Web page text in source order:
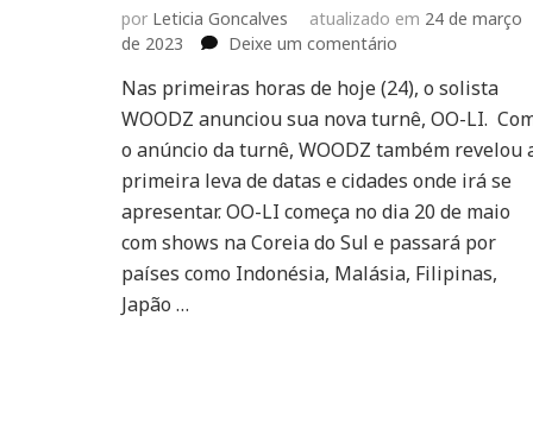
por Leticia Goncalves atualizado em 24 de março
de 2023
Deixe um comentário
anuncia
show
da
“OO-
LI”
no
Brasil
Nas primeiras horas de hoje (24), o solista
WOODZ anunciou sua nova turnê, OO-LI.
o anúncio da turnê, WOODZ também revelou
primeira leva de datas e cidades onde irá se
apresentar. OO-LI começa no dia 20 de maio
com shows na Coreia do Sul e passará por
países como Indonésia, Malásia, Filipinas,
Japão …